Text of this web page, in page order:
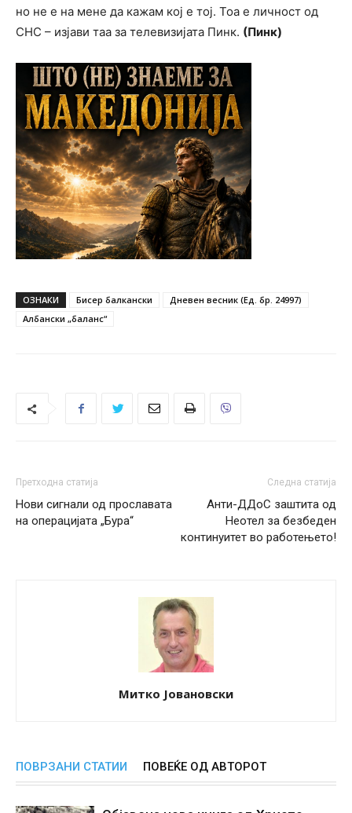
но не е на мене да кажам кој е тој. Тоа е личност од
СНС – изјави таа за телевизијата Пинк. (Пинк)
ОЗНАКИ Бисер балкански
Дневен весник (Ед. бр. 24997)
Албански „баланс“
Претходна статија
Нови сигнали од прославата
на операцијата „Бура“
Следна статија
Анти-ДДоС заштита од
Неотел за безбеден
континуитет во работењето!
Митко Јовановски
ПОВРЗАНИ СТАТИИ ПОВЕЌЕ ОД АВТОРОТ